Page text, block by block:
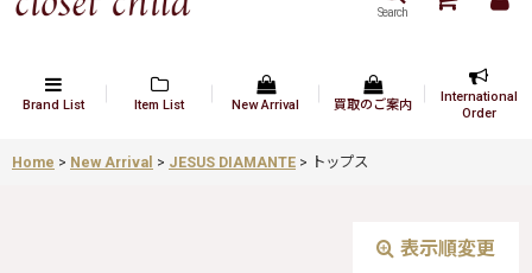
Search
Brand List Item List New Arrival 買取のご案内
International
Order
Home > New Arrival > JESUS DIAMANTE > トップス
表示順変更